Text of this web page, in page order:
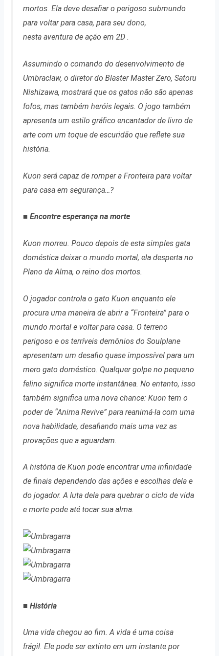
mortos. Ela deve desafiar o perigoso submundo
para voltar para casa, para seu dono,
nesta aventura de ação em 2D .
Assumindo o comando do desenvolvimento de
Umbraclaw, o diretor do Blaster Master Zero, Satoru
Nishizawa, mostrará que os gatos não são apenas
fofos, mas também heróis legais. O jogo também
apresenta um estilo gráfico encantador de livro de
arte com um toque de escuridão que reflete sua
história.
Kuon será capaz de romper a Fronteira para voltar
para casa em segurança…?
■ Encontre esperança na morte
Kuon morreu. Pouco depois de esta simples gata
doméstica deixar o mundo mortal, ela desperta no
Plano da Alma, o reino dos mortos.
O jogador controla o gato Kuon enquanto ele
procura uma maneira de abrir a “Fronteira” para o
mundo mortal e voltar para casa. O terreno
perigoso e os terríveis demônios do Soulplane
apresentam um desafio quase impossível para um
mero gato doméstico. Qualquer golpe no pequeno
felino significa morte instantânea. No entanto, isso
também significa uma nova chance: Kuon tem o
poder de “Anima Revive” para reanimá-la com uma
nova habilidade, desafiando mais uma vez as
provações que a aguardam.
A história de Kuon pode encontrar uma infinidade
de finais dependendo das ações e escolhas dela e
do jogador. A luta dela para quebrar o ciclo de vida
e morte pode até tocar sua alma.
■ História
Uma vida chegou ao fim. A vida é uma coisa
frágil. Ele pode ser extinto em um instante por